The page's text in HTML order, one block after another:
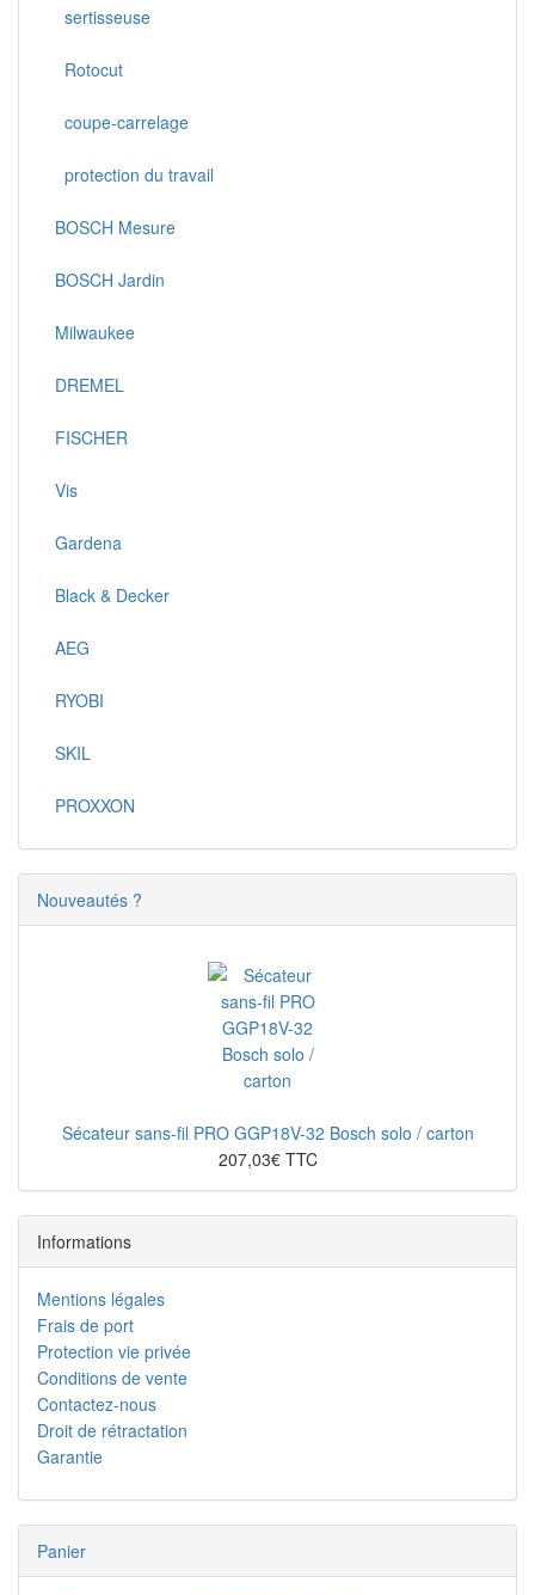
sertisseuse
Rotocut
coupe-carrelage
protection du travail
BOSCH Mesure
BOSCH Jardin
Milwaukee
DREMEL
FISCHER
Vis
Gardena
Black & Decker
AEG
RYOBI
SKIL
PROXXON
Nouveautés ?
Sécateur sans-fil PRO GGP18V-32 Bosch solo / carton
207,03€ TTC
Informations
Mentions légales
Frais de port
Protection vie privée
Conditions de vente
Contactez-nous
Droit de rétractation
Garantie
Panier